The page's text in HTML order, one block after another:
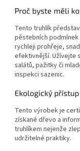
Proč byste měli
Tento truhlík
pěstebních
rychleji prohřeje,
efektivnější. Užívejte
salátů, pažitky či
inspekci sazenic.
Ekologický přístup
Tento výrobek je
získané dřevo a
truhlíkem nejenže
udržitelné praktiky.